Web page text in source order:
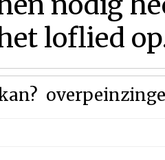
loflied
